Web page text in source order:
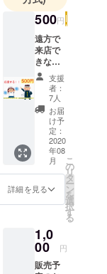
500円
遠方で
来店で
きない
けど、
応援し
てくれ
る方。
お礼の
メール
と、
SNSや
ホーム
ページ
でご紹
介させ
て頂き
匿名希
望の
方、紹
介なし
支援
者：
7人
お届
け予
定：
2020
年08
月
詳細を見る
こ
の
リ
タ
ー
ン
を
選
択
す
る
1,0
00 円
販売予